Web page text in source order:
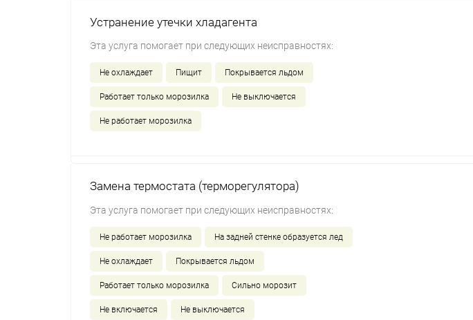
Устранение утечки хладагента
Эта услуга помогает при следующих неисправностях:
Не охлаждает Пищит Покрывается льдом
Работает только морозилка Не выключается
Не работает морозилка
Замена термостата (терморегулятора)
Эта услуга помогает при следующих неисправностях:
Не работает морозилка На задней стенке образуется лед
Не охлаждает Покрывается льдом
Работает только морозилка Сильно морозит
Не включается Не выключается